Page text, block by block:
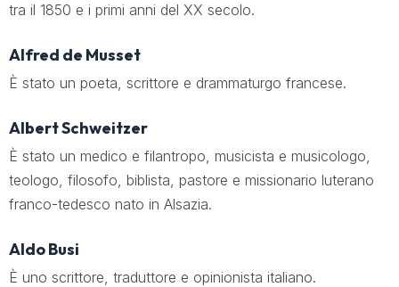
tra il 1850 e i primi anni del XX secolo.
Alfred de Musset
È stato un poeta, scrittore e drammaturgo francese.
Albert Schweitzer
È stato un medico e filantropo, musicista e musicologo,
teologo, filosofo, biblista, pastore e missionario luterano
franco-tedesco nato in Alsazia.
Aldo Busi
È uno scrittore, traduttore e opinionista italiano.